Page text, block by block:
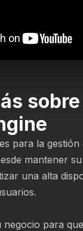
sobre
para la
mantener
una alta
para